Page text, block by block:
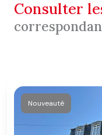
consulter
Nouveauté